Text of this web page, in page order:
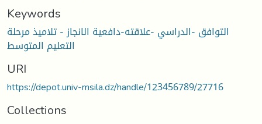
Keywords
التوافق -الدراسي -علاقته-دافعية الانجاز - تلاميذ مرحلة
التعليم المتوسط
URI
https://depot.univ-msila.dz/handle/123456789/27716
Collections